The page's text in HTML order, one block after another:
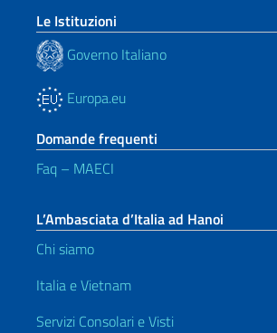
Le Istituzioni
Governo Italiano
Europa.eu
Domande frequenti
Faq – MAECI
L’Ambasciata d’Italia ad Hanoi
Chi siamo
Italia e Vietnam
Servizi Consolari e Visti